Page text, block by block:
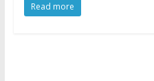
Read more